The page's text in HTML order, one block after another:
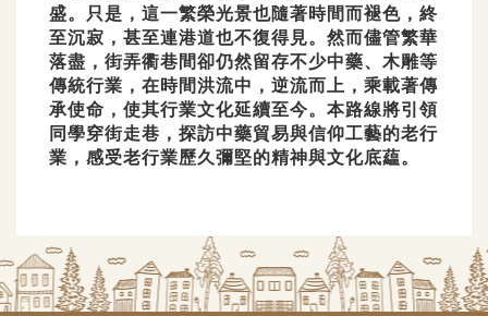
盛。只是，這一繁榮光景也隨著時間而褪色，終
至沉寂，甚至連港道也不復得見。然而儘管繁華
落盡，街弄衢巷間卻仍然留存不少中藥、木雕等
傳統行業，在時間洪流中，逆流而上，乘載著傳
承使命，使其行業文化延續至今。本路線將引領
同 學穿街走巷，探訪中藥貿易與信仰工藝的老行
業，感受老行業歷久彌堅的精神與文化底藴。